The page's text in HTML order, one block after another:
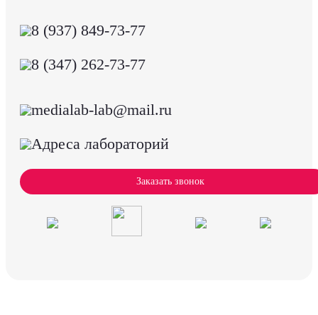
8 (937) 849-73-77
8 (347) 262-73-77
medialab-lab@mail.ru
Адреса лабораторий
Заказать звонок